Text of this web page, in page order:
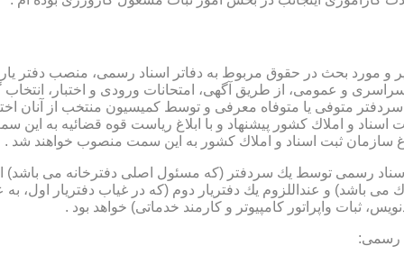
سردفتر متوفی یا متوفاه معرفی و توسط كمیسیون منتخب از آنان
سازمان ثبت اسناد و املاك كشور به این سمت منصوب خواهند شد .
دفترخانه اسناد رسمی توسط یك سردفتر (كه مسئول اصلی دفترخانه می
می باشد) و عنداللزوم یك دفتریار دوم (كه در غیاب دفتریار اول،
ثبات واپراتور كامپیوتر و كارمند خدماتی) خواهد بود .
رسمی: